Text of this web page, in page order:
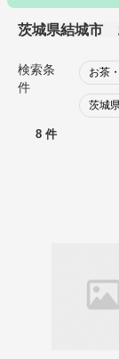
茨城県結城市
検索条
件
お茶
茨城
8 件